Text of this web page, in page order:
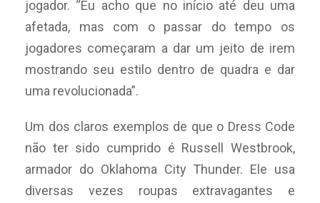
jogador. “Eu acho que no início até deu uma
afetada, mas com o passar do tempo os
jogadores começaram a dar um jeito de irem
mostrando seu estilo dentro de quadra e dar
uma revolucionada”.
Um dos claros exemplos de que o Dress Code
não ter sido cumprido é Russell Westbrook,
armador do Oklahoma City Thunder. Ele usa
diversas vezes roupas extravagantes e